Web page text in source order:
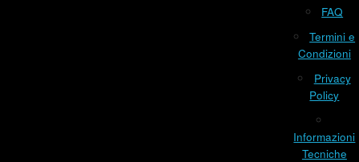
FAQ
Termini e
Condizioni
Privacy
Policy
Informazioni
Tecniche